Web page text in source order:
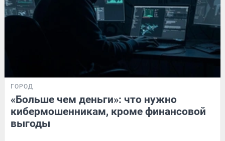
ГОРОД
«Больше чем деньги»: что нужно
кибермошенникам, кроме финансовой
выгоды